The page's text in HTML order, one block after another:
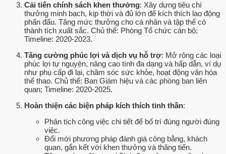
Cải tiến chính sách khen thưởng: Xây dựng tiêu chí
thưởng minh bạch, kịp thời và đủ lớn để kích thích lao động
phấn đấu. Tăng mức thưởng cho cá nhân và tập thể có
thành tích xuất sắc. Chủ thể: Phòng Tổ chức cán bộ;
Timeline: 2020-2023.
Tăng cường phúc lợi và dịch vụ hỗ trợ: Mở rộng các loại
phúc lợi tự nguyện, nâng cao tính đa dạng và hấp dẫn, ví dụ
như phụ cấp đi lại, chăm sóc sức khỏe, hoạt động văn hóa
thể thao. Chủ thể: Ban Giám hiệu và các phòng ban liên
quan; Timeline: 2020-2025.
Hoàn thiện các biện pháp kích thích tinh thần:
Phân tích công việc chi tiết để bố trí đúng người đúng
việc.
Đổi mới phương pháp đánh giá công bằng, khách
quan, gắn kết với khen thưởng và thăng tiến.